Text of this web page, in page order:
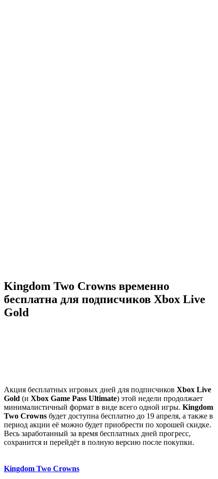
Kingdom Two Crowns временно
бесплатна для подписчиков Xbox Live
Gold
Акция бесплатных игровых дней для подписчиков Xbox Live
Gold (и Xbox Game Pass Ultimate) этой недели продолжает
минималистичный формат в виде всего одной игры. Kingdom
Two Crowns будет доступна бесплатно до 19 апреля, а также в
период акции её можно будет приобрести по хорошей скидке.
Весь заработанный за время бесплатных дней прогресс,
сохранится и перейдёт в полную версию после покупки.
Kingdom Two Crowns